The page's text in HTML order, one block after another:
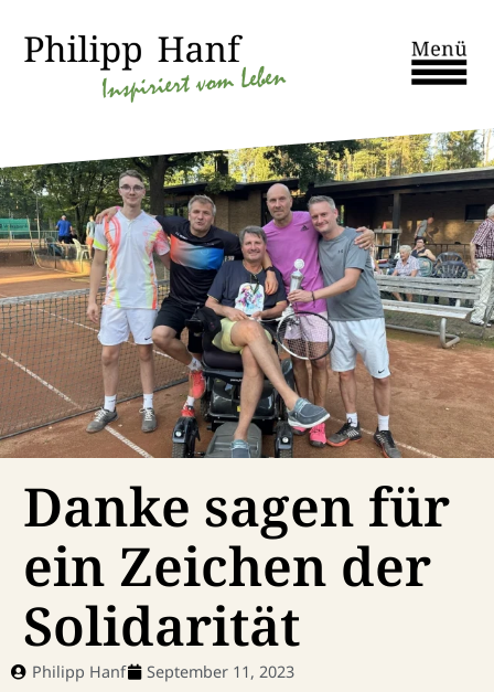
Danke sagen für
ein Zeichen der
Solidarität
Philipp Hanf
September 11, 2023